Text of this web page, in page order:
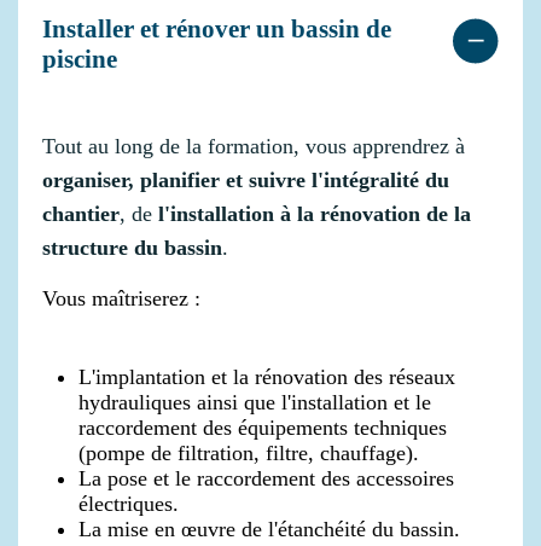
Installer et rénover un bassin de
piscine
Tout au long de la formation, vous apprendrez à
organiser, planifier et suivre l'intégralité du
chantier, de l'installation à la rénovation de la
structure du bassin.
Vous maîtriserez :
L'implantation et la rénovation des réseaux
hydrauliques ainsi que l'installation et le
raccordement des équipements techniques
(pompe de filtration, filtre, chauffage).
La pose et le raccordement des accessoires
électriques.
La mise en œuvre de l'étanchéité du bassin.